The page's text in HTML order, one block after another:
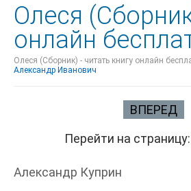
Олеся
онлайн
Олеся (Сборник) - читать книгу онлайн
Александр Иванович
ВПЕРЕД
Перейти на страницу:
Александр Куприн